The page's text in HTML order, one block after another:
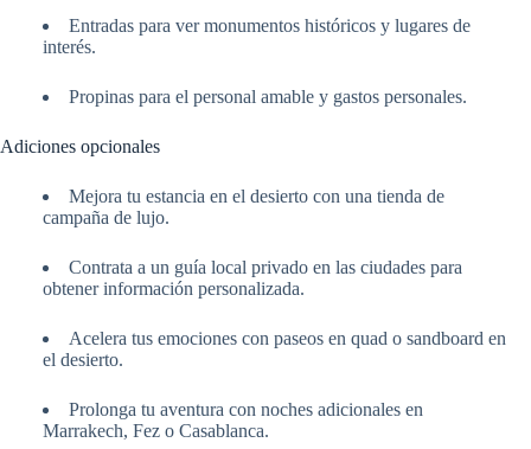
Entradas para ver monumentos históricos y lugares de
interés.
Propinas para el personal amable y gastos personales.
Adiciones opcionales
Mejora tu estancia en el desierto con una tienda de
campaña de lujo.
Contrata a un guía local privado en las ciudades para
obtener información personalizada.
Acelera tus emociones con paseos en quad o sandboard en
el desierto.
Prolonga tu aventura con noches adicionales en
Marrakech, Fez o Casablanca.